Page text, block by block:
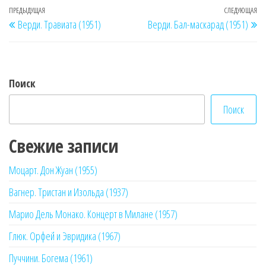
Навигация
по
Предыдущая
запись
ПРЕДЫДУЩАЯ
Верди. Травиата (1951)
СЛЕДУЮЩАЯ
Верди. Бал-маскарад (1951)
Поиск
Поиск
Свежие записи
Моцарт. Дон Жуан (1955)
Вагнер. Тристан и Изольда (1937)
Марио Дель Монако. Концерт в Милане (1957)
Глюк. Орфей и Эвридика (1967)
Пуччини. Богема (1961)